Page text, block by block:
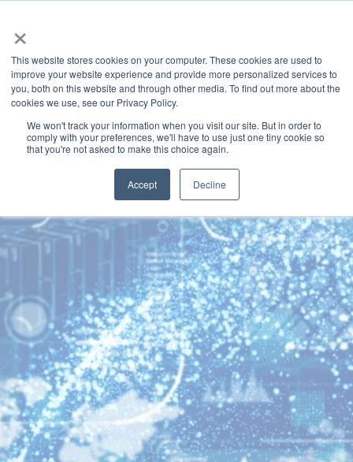
×
This website stores cookies on your computer. These cookies are used to
improve your website experience and provide more personalized services to
you, both on this website and through other media. To find out more about the
cookies we use, see our Privacy Policy.
We won't track your information when you visit our site. But in order to
comply with your preferences, we'll have to use just one tiny cookie so
that you're not asked to make this choice again.
Accept Decline
產業洞見